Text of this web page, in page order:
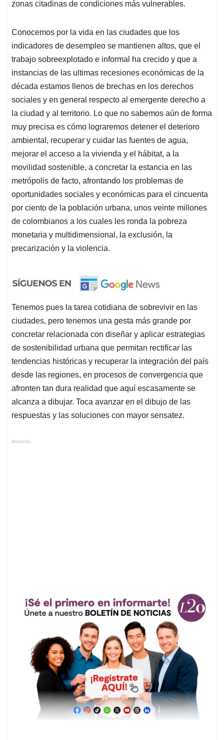
zonas citadinas de condiciones más vulnerables.
Conocemos por la vida en las ciudades que los
indicadores de desempleo se mantienen altos, que el
trabajo sobreexplotado e informal ha crecido y que a
instancias de las ultimas recesiones económicas de la
década estamos llenos de brechas en los derechos
sociales y en general respecto al emergente derecho a
la ciudad y al territorio. Lo que no sabemos aún de forma
muy precisa es cómo lograremos detener el deterioro
ambiental, recuperar y cuidar las fuentes de agua,
mejorar el acceso a la vivienda y el hábitat, a la
movilidad sostenible, a concretar la estancia en las
metrópolis de facto, afrontando los problemas de
oportunidades sociales y económicas para el cincuenta
por ciento de la población urbana, unos veinte millones
de colombianos a los cuales les ronda la pobreza
monetaria y multidimensional, la exclusión, la
precarización y la violencia.
Tenemos pues la tarea cotidiana de sobrevivir en las
ciudades, pero tenemos una gesta más grande por
concretar relacionada con diseñar y aplicar estrategias
de sostenibilidad urbana que permitan rectificar las
tendencias históricas y recuperar la integración del país
desde las regiones, en procesos de convergencia que
afronten tan dura realidad que aquí escasamente se
alcanza a dibujar. Toca avanzar en el dibujo de las
respuestas y las soluciones con mayor sensatez.
Anuncios.